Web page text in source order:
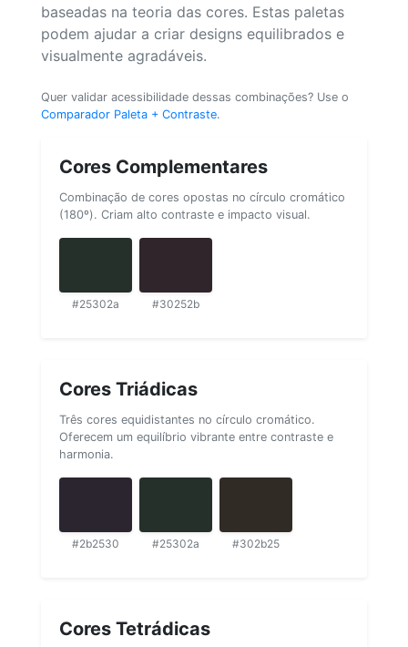
baseadas na teoria das cores. Estas paletas
podem ajudar a criar designs equilibrados e
visualmente agradáveis.
Quer validar acessibilidade dessas combinações? Use o
Comparador Paleta + Contraste.
Cores Complementares
Combinação de cores opostas no círculo cromático
(180º). Criam alto contraste e impacto visual.
#25302a #30252b
Cores Triádicas
Três cores equidistantes no círculo cromático.
Oferecem um equilíbrio vibrante entre contraste e
harmonia.
#2b2530 #25302a #302b25
Cores Tetrádicas